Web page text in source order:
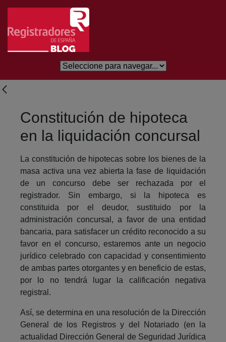
Salta al contingut principal
Constitución de hipoteca
en la liquidación concursal
La constitución de hipotecas sobre los bienes de la
masa activa una vez abierta la fase de liquidación
de un concurso debe ser rechazada por el
registrador. Sin embargo, si la hipoteca es
constituida por el deudor, sustituido por la
administración concursal, a favor de una entidad
bancaria, para satisfacer un crédito reconocido a su
favor en el concurso, estaremos ante un negocio
jurídico celebrado con capacidad y consentimiento
de ambas partes otorgantes y en beneficio de estas,
por lo no tendrá lugar la calificación negativa
registral.
Así, se determina en una resolución de la Dirección
General de los Registros y del Notariado (en la
actualidad Dirección General de Seguridad Jurídica